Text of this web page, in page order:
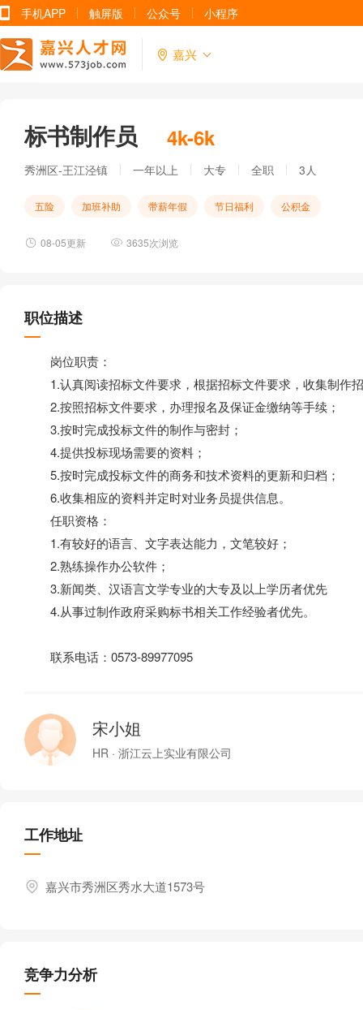
手机APP 触屏版 公众号 小程序
嘉兴
标书制作员 4k-6k
秀洲区-王江泾镇 一年以上 大专 全职 3人
五险 加班补助 带薪年假 节日福利 公积金
08-05更新 3635次浏览
职位描述
岗位职责：
1.认真阅读招标文件要求，根据招标文件要求，收集制作
2.按照招标文件要求，办理报名及保证金缴纳等手续；
3.按时完成投标文件的制作与密封；
4.提供投标现场需要的资料；
5.按时完成投标文件的商务和技术资料的更新和归档；
6.收集相应的资料并定时对业务员提供信息。
任职资格：
1.有较好的语言、文字表达能力，文笔较好；
2.熟练操作办公软件；
3.新闻类、汉语言文学专业的大专及以上学历者优先
4.从事过制作政府采购标书相关工作经验者优先。
联系电话：0573-89977095
宋小姐
HR · 浙江云上实业有限公司
工作地址
嘉兴市秀洲区秀水大道1573号
竞争力分析